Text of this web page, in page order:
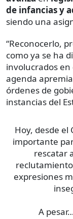
de infancias y
siendo una
“Reconocerlo,
como ya se ha
involucrados
agenda
órdenes de
instancias del
Hoy, desde el
importante
rescatar
expresiones
A